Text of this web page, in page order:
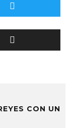
CON UN